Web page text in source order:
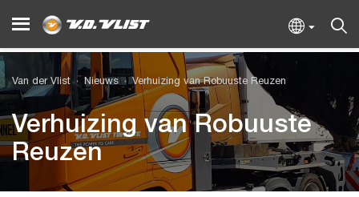
Van der Vlist Nieuws Verhuizing van Robuuste Reuzen
Verhuizing van Robuuste
Reuzen